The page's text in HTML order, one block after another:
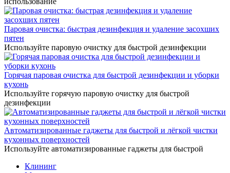
Паровая очистка: быстрая дезинфекция и удаление засохших
пятен
Используйте паровую очистку для быстрой дезинфекции
Горячая паровая очистка для быстрой дезинфекции и уборки
кухонь
Используйте горячую паровую очистку для быстрой
дезинфекции
Автоматизированные гаджеты для быстрой и лёгкой чистки
кухонных поверхностей
Используйте автоматизированные гаджеты для быстрой
Клининг